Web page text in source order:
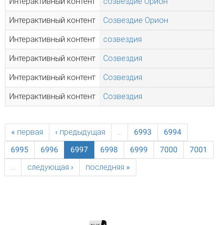
Интерактивный контент Созвездие Орион
Интерактивный контент созвездия
Интерактивный контент Созвездия
Интерактивный контент Созвездия
Интерактивный контент Созвездия
« первая ‹ предыдущая … 6993
6994
6995
6996 6997 6998 6999 7000
7001
…
следующая › последняя »